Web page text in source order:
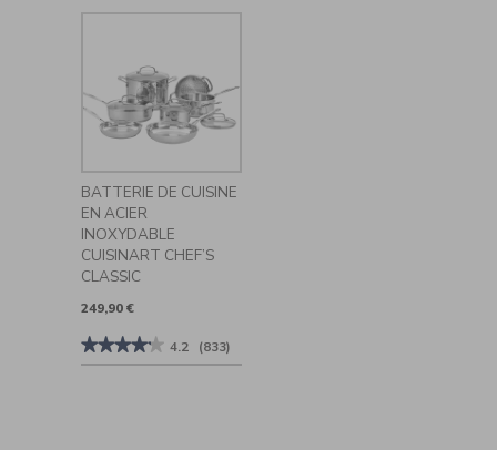
BATTERIE DE CUISINE
EN ACIER
INOXYDABLE
CUISINART CHEF’S
CLASSIC
249,90 €
★★★★★
★★★★★
4.2
4.2 (833)